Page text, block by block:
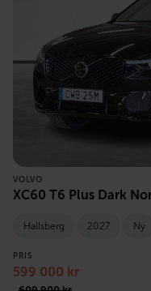
VOLVO
XC60 T6 Plus Dark
Hallsberg 2027 Ny
PRIS
599 000 kr